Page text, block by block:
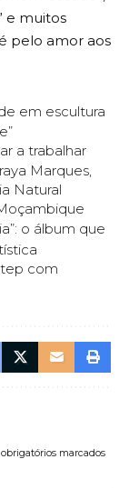
e muitos
pelo amor aos
em escultura
a trabalhar
Marques,
Natural
o álbum que
com
marcados